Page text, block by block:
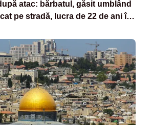
atac: bărbatul, găsit umblând
pe stradă, lucra de 22 de ani în